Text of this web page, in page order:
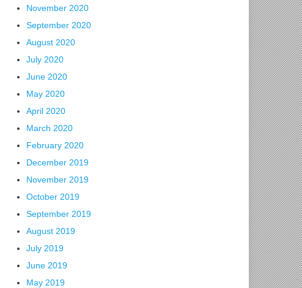
November 2020
September 2020
August 2020
July 2020
June 2020
May 2020
April 2020
March 2020
February 2020
December 2019
November 2019
October 2019
September 2019
August 2019
July 2019
June 2019
May 2019